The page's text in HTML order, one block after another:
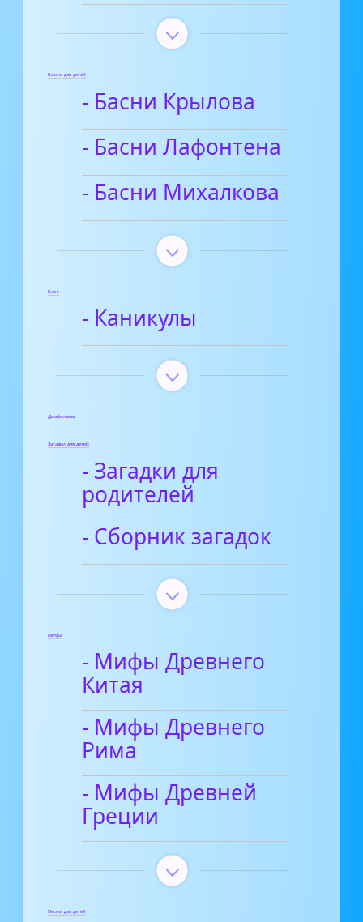
Басни для детей
- Басни Крылова
- Басни Лафонтена
- Басни Михалкова
Блог
- Каникулы
Диафильмы
Загадки для детей
- Загадки для
родителей
- Сборник загадок
Мифы
- Мифы Древнего
Китая
- Мифы Древнего
Рима
- Мифы Древней
Греции
Песни для детей